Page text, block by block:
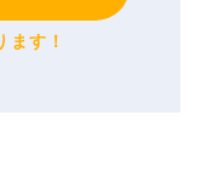
ます！